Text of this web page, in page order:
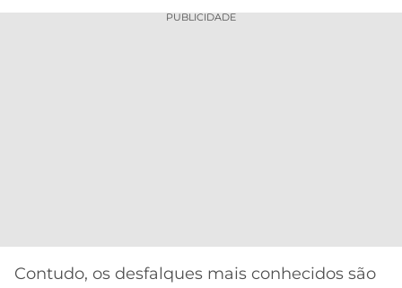
PUBLICIDADE
Contudo, os desfalques mais conhecidos são